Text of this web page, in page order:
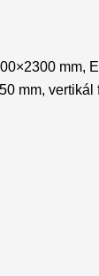
mm,
mm, vertikál